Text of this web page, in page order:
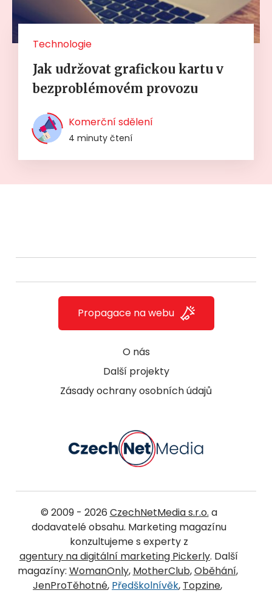
Technologie
Jak udržovat grafickou kartu v
bezproblémovém provozu
Komerční sdělení
4 minuty čtení
O nás
Další projekty
Zásady ochrany osobních údajů
Propagace na webu
© 2009 - 2026 CzechNetMedia s.r.o. a
dodavatelé obsahu. Marketing magazínu
konzultujeme s experty z
agentury na digitální marketing Pickerly. Další
magazíny: WomanOnly, MotherClub,Oběhání,
JenProTěhotné, Předškolnívěk, Topzine,